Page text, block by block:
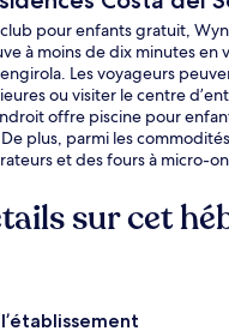
pour enfants gratuit,
à moins de dix minutes en
Les voyageurs
ou visiter le centre
offre piscine pour
plus, parmi les
et des fours à micro-
sur cet